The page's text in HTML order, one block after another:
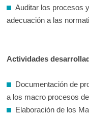
Auditar los procesos
adecuación a las
Actividades
Documentación de
a los macro procesos
Elaboración de los